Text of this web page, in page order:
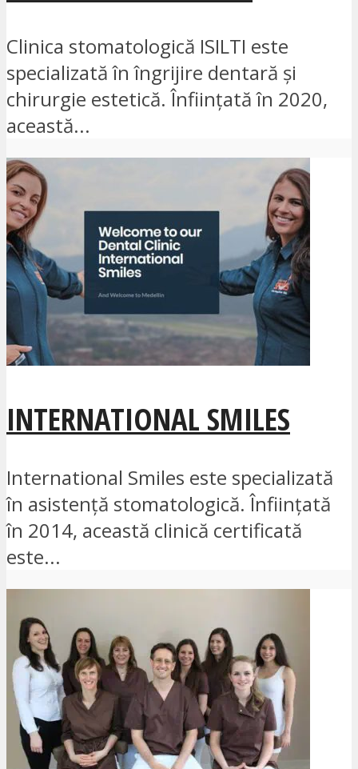
Clinica stomatologică ISILTI este
specializată în îngrijire dentară și
chirurgie estetică. Înființată în 2020,
această...
INTERNATIONAL SMILES
International Smiles este specializată
în asistență stomatologică. Înființată
în 2014, această clinică certificată
este...